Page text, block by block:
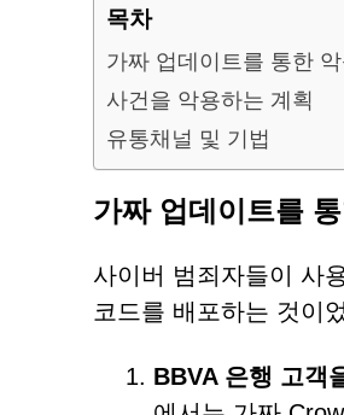
목차
가짜 업데이트를 통한
사건을 악용하는 계획
유통채널 및 기법
가짜 업데이트를
사이버 범죄자들이 사
코드를 배포하는 것이
BBVA 은행 고객